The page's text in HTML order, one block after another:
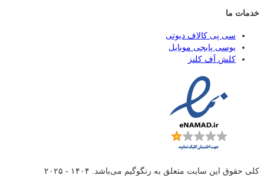
خدمات ما
سی پی کالاف دیوتی
یوسی پابجی موبایل
کلش آف کلنز
کلی حقوق این سایت متعلق به رنگوگیم می‌باشد. ۱۴۰۴ - ۲۰۲۵